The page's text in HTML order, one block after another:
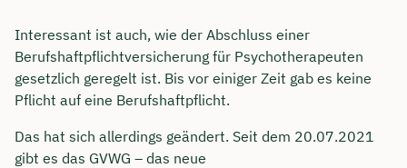
Interessant ist auch, wie der Abschluss einer
Berufshaftpflichtversicherung für Psychotherapeuten
gesetzlich geregelt ist. Bis vor einiger Zeit gab es keine
Pflicht auf eine Berufshaftpflicht.
Das hat sich allerdings geändert. Seit dem 20.07.2021
gibt es das GVWG – das neue